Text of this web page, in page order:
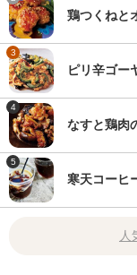
鶏つくねと
3
ピリ辛ゴー
4
なすと鶏肉
5
寒天コーヒ
人